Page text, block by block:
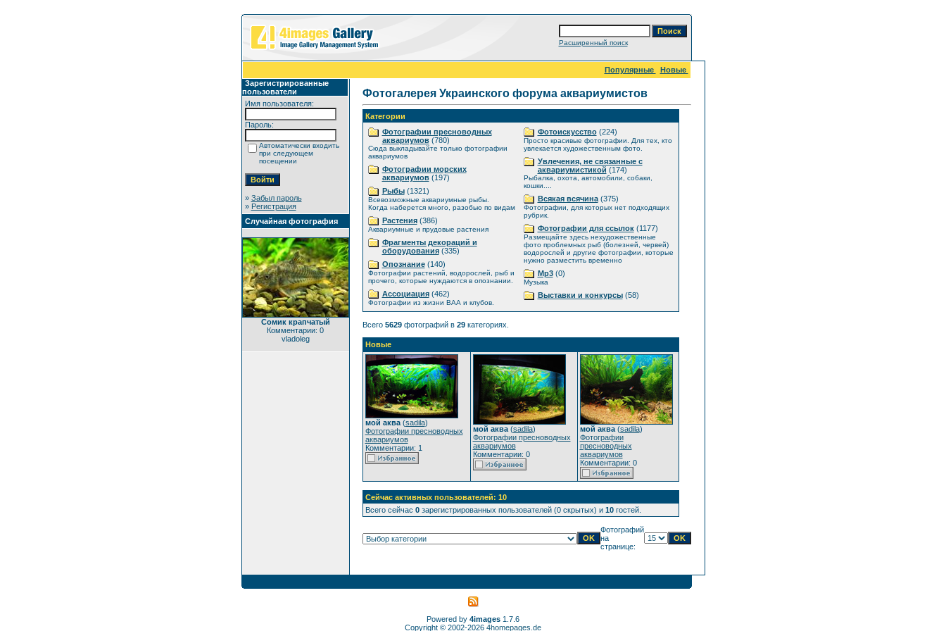
Расширенный поиск
Популярные
Новые
Зарегистрированные
пользователи
Имя пользователя:
Пароль:
Автоматически входить
при следующем
посещении
» Забыл пароль
» Регистрация
Случайная фотография
Сомик крапчатый
Комментарии: 0
vladoleg
Фотогалерея Украинского форума аквариумистов
Категории
Фотографии пресноводных
аквариумов(780)
Сюда выкладывайте только фотографии
аквариумов
Фотографии морских
аквариумов(197)
Рыбы(1321)
Всевозможные аквариумные рыбы.
Когда наберется много, разобью по видам
Растения(386)
Аквариумные и прудовые растения
Фрагменты декораций и
оборудования(335)
Опознание(140)
Фотографии растений, водорослей, рыб и
прочего, которые нуждаются в опознании.
Ассоциация(462)
Фотографии из жизни ВАА и клубов.
Фотоискусство(224)
Просто красивые фотографии. Для тех, кто
увлекается художественным фото.
Увлечения, не связанные с
аквариумистикой (174)
Рыбалка, охота, автомобили, собаки,
кошки....
Всякая всячина(375)
Фотографии, для которых нет подходящих
рубрик.
Фотографии для ссылок(1177)
Размещайте здесь нехудожественные
фото проблемных рыб (болезней, червей)
водорослей и другие фотографии, которые
нужно разместить временно
Mp3(0)
Музыка
Выставки и конкурсы(58)
Всего 5629фотографий в 29категориях.
Новые
мой аква(sadila)
Фотографии пресноводных
аквариумов
Комментарии: 1
мой аква(sadila)
Фотографии пресноводных
аквариумов
Комментарии: 0
мой аква(sadila)
Фотографии
пресноводных
аквариумов
Комментарии: 0
Сейчас активных пользователей: 10
Всего сейчас 0зарегистрированных пользователей (0 скрытых) и 10гостей.
Фотографий
на
странице:
Powered by 4images 1.7.6
Copyright © 2002-2026 4homepages.de